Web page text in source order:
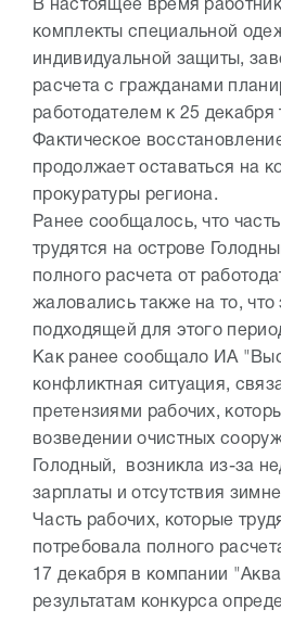
В настоящее время
комплекты специальной
индивидуальной защиты,
расчета с гражданами
работодателем к 25 декабря
Фактическое
продолжает оставаться на
прокуратуры региона.
Ранее сообщалось, что
трудятся на острове
полного расчета от
жаловались также на то, что
подходящей для этого
Как ранее сообщало ИА
конфликтная ситуация,
претензиями рабочих,
возведении очистных
Голодный, возникла из-за
зарплаты и отсутствия
Часть рабочих, которые
потребовала полного
17 декабря в компании
результатам конкурса